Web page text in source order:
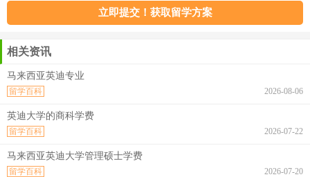
相关资讯
马来西亚英迪专业
2026-08-06
留学百科
英迪大学的商科学费
2026-07-22
留学百科
马来西亚英迪大学管理硕士学费
2026-07-20
留学百科